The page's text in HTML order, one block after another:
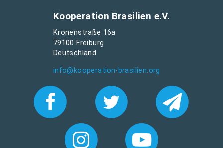
Kooperation Brasilien e.V.
Kronenstraße 16a
79100 Freiburg
Deutschland
info@kooperation-brasilien.org